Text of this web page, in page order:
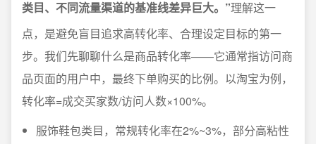
类目、不同流量渠道的基准线差异巨大。”理解这一
点，是避免盲目追求高转化率、合理设定目标的第一
步。我们先聊聊什么是商品转化率——它通常指访问商
品页面的用户中，最终下单购买的比例。以淘宝为例，
转化率=成交买家数/访问人数×100%。
服饰鞋包类目，常规转化率在2%~3%，部分高粘性